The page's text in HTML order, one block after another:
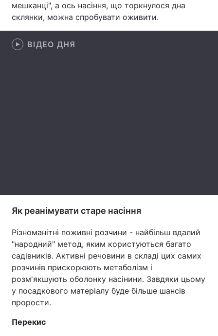
Послуги
мешканці", а ось насіння, що торкнулося дна
склянки, можна спробувати оживити.
ВІДЕО ДНЯ
Як реанімувати старе насіння
Різноманітні поживні розчини - найбільш вдалий
"народний" метод, яким користуються багато
садівників. Активні речовини в складі цих самих
розчинів прискорюють метаболізм і
розм'якшують оболонку насінини. Завдяки цьому
у посадкового матеріалу буде більше шансів
прорости.
Перекис